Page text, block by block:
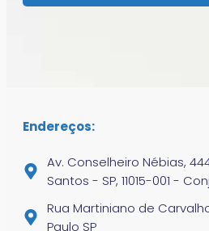
Endereços:
Av. Conselheiro Nébias,
Santos - SP, 11015-001 -
Rua Martiniano de
Paulo SP